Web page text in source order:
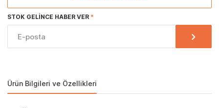
STOK GELINCE HABER VER
Ürün Bilgileri ve Özellikleri